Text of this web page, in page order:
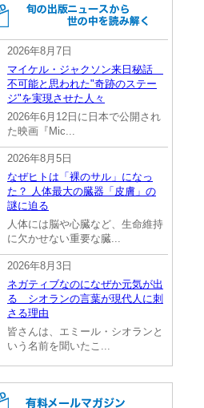
2026年8月7日
マイケル・ジャクソン来日秘話
不可能と思われた"奇跡のステー
ジ"を実現させた人々
2026年6月12日に日本で公開され
た映画『Mic...
2026年8月5日
なぜヒトは「裸のサル」になっ
た？ 人体最大の臓器「皮膚」の
謎に迫る
人体には脳や心臓など、生命維持
に欠かせない重要な臓...
2026年8月3日
ネガティブなのになぜか元気が出
る シオランの言葉が現代人に刺
さる理由
皆さんは、エミール・シオランと
いう名前を聞いたこ...